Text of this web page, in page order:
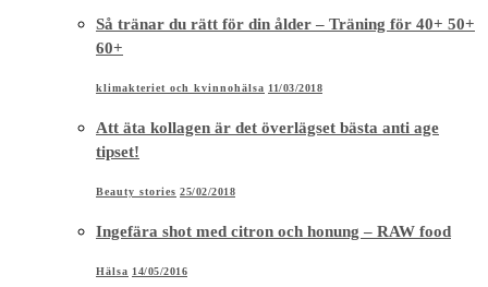
Så tränar du rätt för din ålder – Träning för 40+ 50+
60+
klimakteriet och kvinnohälsa 11/03/2018
Att äta kollagen är det överlägset bästa anti age
tipset!
Beauty stories 25/02/2018
Ingefära shot med citron och honung – RAW food
Hälsa 14/05/2016